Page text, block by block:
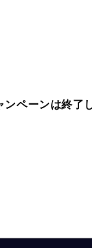
ンペーンは終了